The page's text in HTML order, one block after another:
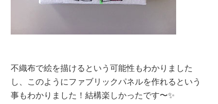
不織布で絵を描けるという可能性もわかりました
し、このようにファブリックパネルを作れるという
事もわかりました！結構楽しかったです〜✨